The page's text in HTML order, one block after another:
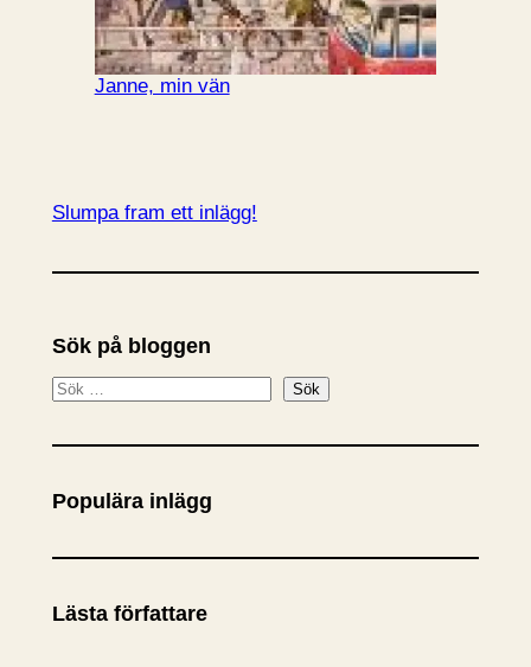
Janne, min vän
Slumpa fram ett inlägg!
Sök på bloggen
S
k
Sök
Populära inlägg
Lästa författare